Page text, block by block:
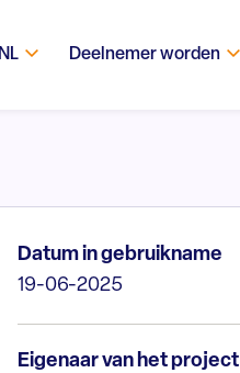
Deelnemer worden
Datum in gebruikname
19-06-2025
Eigenaar van het project